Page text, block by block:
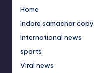
Home
Indore samachar copy
International news
sports
Viral news